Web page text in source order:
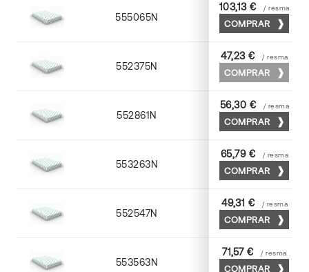
555065N 65 x 90
103,13 € / resma
COMPRAR
552375N 75 x 53
47,23 € / resma
COMPRAR
552861N 63 x 88
56,30 € / resma
COMPRAR
553263N 63 x 88
65,79 € / resma
COMPRAR
552547N 45 x 64
49,31 € / resma
COMPRAR
553563N 63 x 88
71,57 € / resma
COMPRAR